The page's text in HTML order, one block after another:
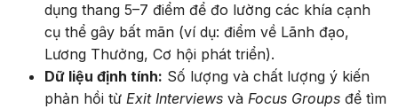
dụng thang 5–7 điểm để đo lường các khía cạnh
cụ thể gây bất mãn (ví dụ: điểm về Lãnh đạo,
Lương Thưởng, Cơ hội phát triển).
Dữ liệu định tính: Số lượng và chất lượng ý kiến
phản hồi từ Exit Interviews và Focus Groups để tìm